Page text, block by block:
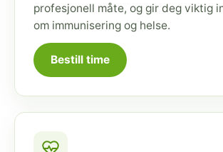
profesjonell måte, og gir deg viktig
om immunisering og helse.
Bestill time